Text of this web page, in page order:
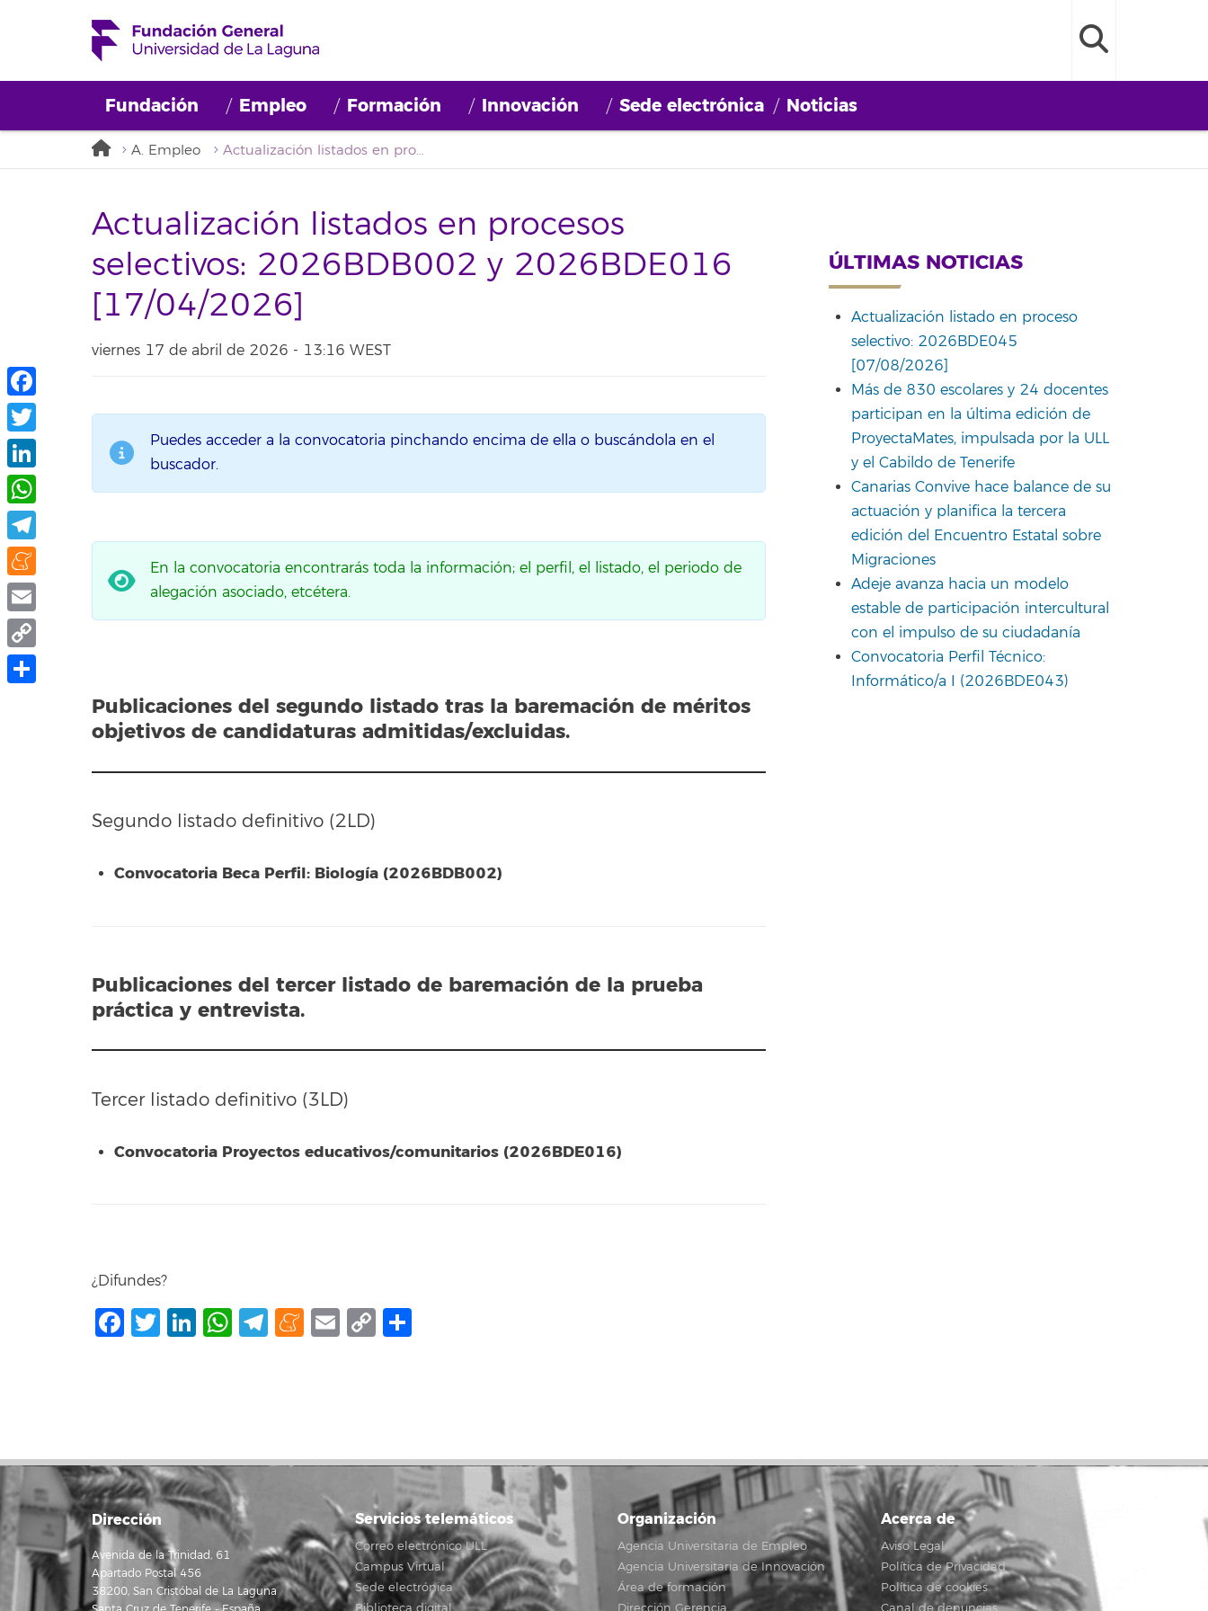
Fundación Empleo Formación Innovación Sede electrónica Noticias
A. Empleo Actualización listados en procesos selectivos: 2026BDB002 y 2026BDE016 [17/04/2026]
Actualización listados en procesos
selectivos: 2026BDB002 y 2026BDE016
[17/04/2026]
viernes 17 de abril de 2026 - 13:16 WEST
Puedes acceder a la convocatoria pinchando encima de ella o buscándola en el
buscador.
En la convocatoria encontrarás toda la información; el perfil, el listado, el periodo de
alegación asociado, etcétera.
Publicaciones del segundo listado tras la baremación de méritos
objetivos de candidaturas admitidas/excluidas.
Segundo listado definitivo (2LD)
Convocatoria Beca Perfil: Biología (2026BDB002)
Publicaciones del tercer listado de baremación de la prueba
práctica y entrevista.
Tercer listado definitivo (3LD)
Convocatoria Proyectos educativos/comunitarios (2026BDE016)
¿Difundes?
Facebook
Twitter
LinkedIn
WhatsApp
Telegram
Meneame
Email
Copy
ÚLTIMAS NOTICIAS
Actualización listado en proceso
selectivo: 2026BDE045
[07/08/2026]
Más de 830 escolares y 24 docentes
participan en la última edición de
ProyectaMates, impulsada por la ULL
y el Cabildo de Tenerife
Canarias Convive hace balance de su
actuación y planifica la tercera
edición del Encuentro Estatal sobre
Migraciones
Adeje avanza hacia un modelo
estable de participación intercultural
con el impulso de su ciudadanía
Convocatoria Perfil Técnico:
Informático/a I (2026BDE043)
Dirección
Avenida de la Trinidad, 61
Apartado Postal 456
38200, San Cristóbal de La Laguna
Servicios telemáticos
Correo electrónico ULL
Campus Virtual
Sede electrónica
Organización
Agencia Universitaria de Empleo
Agencia Universitaria de Innovación
Área de formación
Acerca de
Aviso Legal
Política de Privacidad
Política de cookies
Facebook
Twitter
LinkedIn
WhatsApp
Telegram
Meneame
Email
Copy